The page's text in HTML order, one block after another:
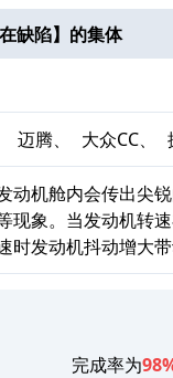
缺陷】的集体
迈腾、 大众CC、
动机舱内会传出尖
现象。当发动机转
时发动机抖动增大
完成率为